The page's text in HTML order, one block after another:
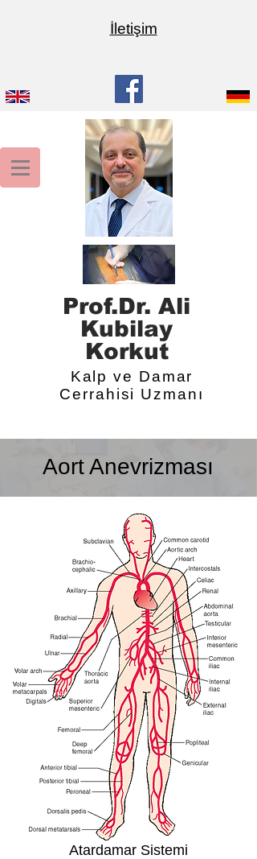
İletişim
Prof.Dr. Ali
Kubilay
Korkut
Kalp ve Damar
Cerrahisi Uzmanı
Aort Anevrizması
Atardamar Sistemi